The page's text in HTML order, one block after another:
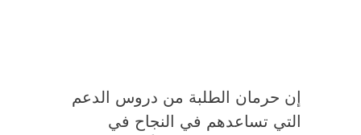
إن حرمان الطلبة من دروس الدعم
التي تساعدهم في النجاح في